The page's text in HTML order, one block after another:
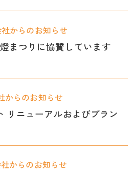
からのお知らせ
まつりに協賛しています
からのお知らせ
リニューアルおよびブラン
からのお知らせ